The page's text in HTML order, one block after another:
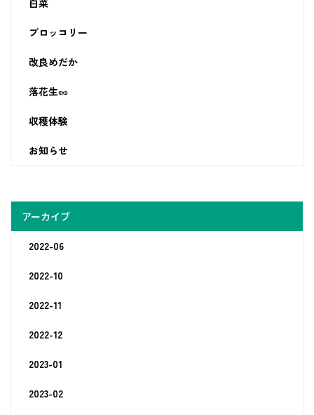
白菜
ブロッコリー
改良めだか
落花生🥜
収穫体験
お知らせ
アーカイブ
2022-06
2022-10
2022-11
2022-12
2023-01
2023-02